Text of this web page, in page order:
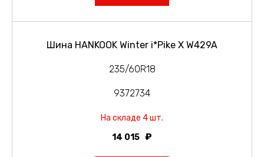
Шина HANKOOK Winter i*Pike X W429A
235/60R18
9372734
На складе 4 шт.
14 015